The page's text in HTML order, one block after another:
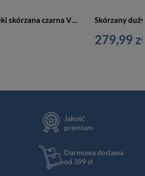
Saszetka męska do ręki skórzana czarna Vip Collection 242 BL
279,99 zł
Jakość
premium
Darmowa dostawa
od 399 zł